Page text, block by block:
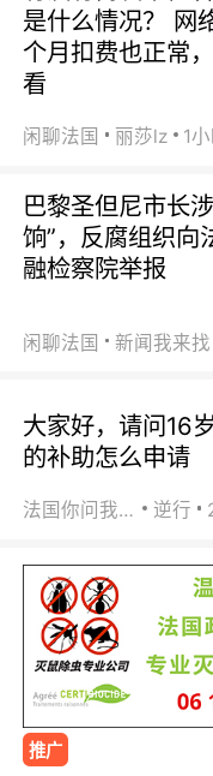
是什么情况？ 网
个月扣费也正常
看
闲聊法国 丽莎lz 1
巴黎圣但尼市长
饷”，反腐组织向
融检察院举报
闲聊法国 新闻我来找
大家好，请问16
的补助怎么申请
法国你问我答 逆行
推广